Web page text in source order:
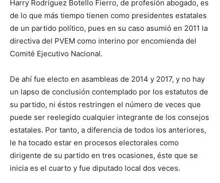
Harry Rodríguez Botello Fierro, de profesión abogado, es
de lo que más tiempo tienen como presidentes estatales
de un partido político, pues en su caso asumió en 2011 la
directiva del PVEM como interino por encomienda del
Comité Ejecutivo Nacional.
De ahí fue electo en asambleas de 2014 y 2017, y no hay
un lapso de conclusión contemplado por los estatutos de
su partido, ni éstos restringen el número de veces que
puede ser reelegido cualquier integrante de los consejos
estatales. Por tanto, a diferencia de todos los anteriores,
le ha tocado estar en procesos electorales como
dirigente de su partido en tres ocasiones, éste que se
inicia es el cuarto y fue diputado local dos veces.